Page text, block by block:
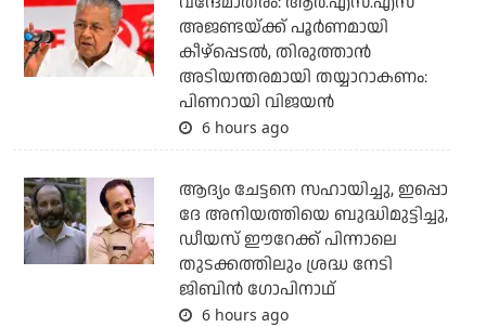
അജണ്ടയ്ക്ക് പൂര്‍ണമായി
കീഴ്‌പ്പെടല്‍, തിരുത്താന്‍
അടിയന്തരമായി തയ്യാറാകണം:
പിണറായി വിജയന്‍
6 hours ago
ആദ്യം ചേട്ടനെ സഹായിച്ചു, ഇപ്പൊ
ദേ അനിയത്തിയെ ബുദ്ധിമുട്ടിച്ചു,
ഡീയസ് ഈറേക്ക് പിന്നാലെ
തുടക്കത്തിലും ശ്രദ്ധ നേടി
ജിബിന്‍ ഗോപിനാഥ്
6 hours ago